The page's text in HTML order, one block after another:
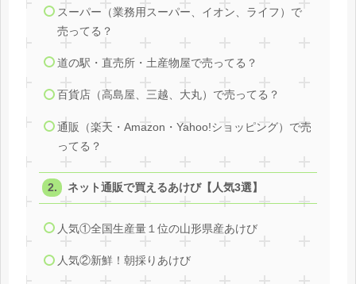
スーパー（業務用スーパー、イオン、ライフ）で
売ってる？
道の駅・直売所・土産物屋で売ってる？
百貨店（高島屋、三越、大丸）で売ってる？
通販（楽天・Amazon・Yahoo!ショッピング）で売
ってる？
ネット通販で買えるあけび【人気3選】
人気①全国生産量１位の山形県産あけび
人気②新鮮！朝採りあけび